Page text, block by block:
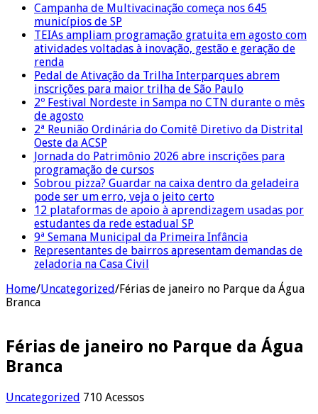
Campanha de Multivacinação começa nos 645
municípios de SP
TEIAs ampliam programação gratuita em agosto com
atividades voltadas à inovação, gestão e geração de
renda
Pedal de Ativação da Trilha Interparques abrem
inscrições para maior trilha de São Paulo
2º Festival Nordeste in Sampa no CTN durante o mês
de agosto
2ª Reunião Ordinária do Comitê Diretivo da Distrital
Oeste da ACSP
Jornada do Patrimônio 2026 abre inscrições para
programação de cursos
Sobrou pizza? Guardar na caixa dentro da geladeira
pode ser um erro, veja o jeito certo
12 plataformas de apoio à aprendizagem usadas por
estudantes da rede estadual SP
9ª Semana Municipal da Primeira Infância
Representantes de bairros apresentam demandas de
zeladoria na Casa Civil
Home/Uncategorized/Férias de janeiro no Parque da Água
Branca
Férias de janeiro no Parque da Água
Branca
Uncategorized 710 Acessos